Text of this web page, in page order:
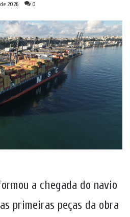
2026 0
a chegada do navio
primeiras peças da obra